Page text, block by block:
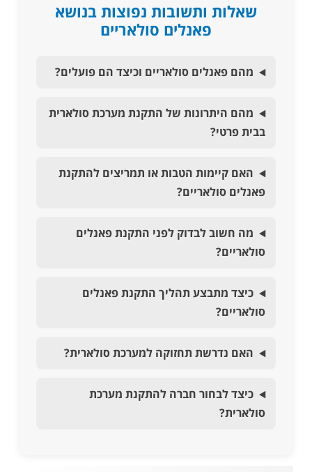
שאלות ותשובות נפוצות בנושא
פאנלים סולאריים
מהם פאנלים סולאריים וכיצד הם פועלים?
מהם היתרונות של התקנת מערכת סולארית
בבית פרטי?
האם קיימות הטבות או תמריצים להתקנת
פאנלים סולאריים?
מה חשוב לבדוק לפני התקנת פאנלים
סולאריים?
כיצד מתבצע תהליך התקנת פאנלים
סולאריים?
האם נדרשת תחזוקה למערכת סולארית?
כיצד לבחור חברה להתקנת מערכת
סולארית?